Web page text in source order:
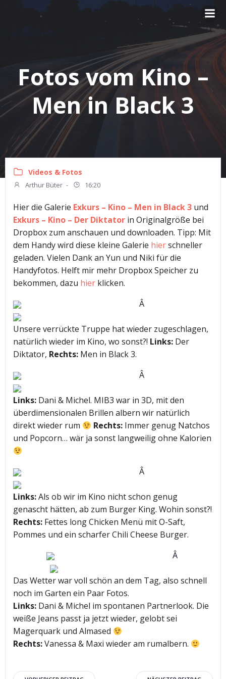
Zum
Fotos vom Kino –
Men in Black 3
Videos & Fotos
Arthur Büter - 16:20
Hier die Galerie Exkurs – Kino – Men in Black 3 und
Exkurs – Kino – Der Diktator in Originalgröße bei
Dropbox zum anschauen und downloaden. Tipp: Mit
dem Handy wird diese kleine Galerie hierschneller
geladen. Vielen Dank an Yun und Niki für die
Handyfotos. Helft mir mehr Dropbox Speicher zu
bekommen, dazu hier klicken.
Â
Unsere verrückte Truppe hat wieder zugeschlagen,
natürlich wieder im Kino, wo sonst?! Links: Der
Diktator, Rechts: Men in Black 3.
Â
Links: Dani & Michel. MIB3 war in 3D, mit den
überdimensionalen Brillen albern wir natürlich
direkt wieder rum
Rechts: Immer genug Natchos
und Popcorn… wär ja sonst langweilig ohne Kalorien
Â
Links:Als ob wir im Kino nicht schon genug
genascht hätten, ab zum Burger King. Wohin sonst?!
Rechts: Fettes long Chicken Menü mit O-Saft,
Pommes und ein scharfer Chili Cheese Burger.
Â
Das Wetter war voll schön an dem Tag, also schnell
noch im Garten ein Paar Fotos.
Links: Dani & Michel im spontanen Partnerlook. Die
weiße Jeans passt ja jetzt wieder, gelobt sei
Magerquark und Almased
Rechts:Vanessa & Maxi wieder am rumalbern.